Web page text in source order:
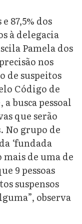
87,5% dos
à delegacia
Pamela dos
nos
de suspeitos
Código de
busca pessoal
que serão
No grupo de
‘fundada
mais de uma de
9 pessoas
suspensos
observa